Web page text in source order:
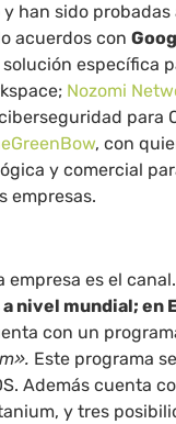
han sido probadas
acuerdos con
solución específica
Nozomi
para
, con
y comercial
empresas.
empresa es el
nivel mundial; en
con un
Este programa
Además cuenta
y tres